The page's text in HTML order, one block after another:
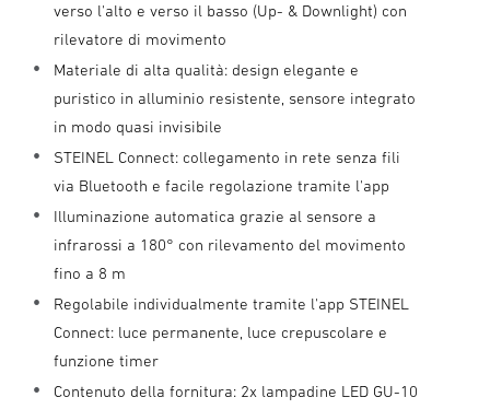
verso l'alto e verso il basso (Up- & Downlight) con
rilevatore di movimento
Materiale di alta qualità: design elegante e
puristico in alluminio resistente, sensore integrato
in modo quasi invisibile
STEINEL Connect: collegamento in rete senza fili
via Bluetooth e facile regolazione tramite l'app
Illuminazione automatica grazie al sensore a
infrarossi a 180° con rilevamento del movimento
fino a 8 m
Regolabile individualmente tramite l'app STEINEL
Connect: luce permanente, luce crepuscolare e
funzione timer
Contenuto della fornitura: 2x lampadine LED GU-10